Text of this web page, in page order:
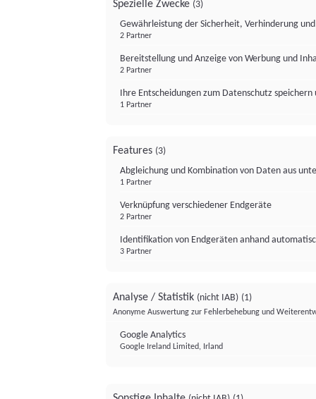
Spezielle Zwecke (3)
Gewährleistung der Sicherheit, Verhinderung
2 Partner
Bereitstellung und Anzeige von Werbung und
2 Partner
Ihre Entscheidungen zum Datenschutz
1 Partner
Features (3)
Abgleichung und Kombination von Daten aus
1 Partner
Verknüpfung verschiedener Endgeräte
2 Partner
Identifikation von Endgeräten anhand
3 Partner
Analyse / Statistik (nicht IAB) (1)
Anonyme Auswertung zur Fehlerbehebung und
Google Analytics
Google Ireland Limited, Irland